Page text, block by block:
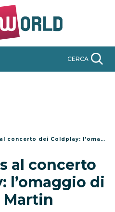
CERCA
dei Coldplay: l’omaggio di Chris Martin
al concerto
l’omaggio di
Martin